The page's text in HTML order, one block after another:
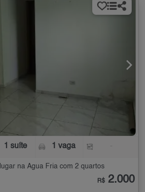
1 suíte 1 vaga
na Água Fria com 2 quartos
R$ 2.000